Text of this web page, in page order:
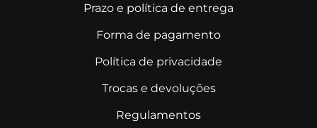
Prazo e política de entrega
Forma de pagamento
Política de privacidade
Trocas e devoluções
Regulamentos